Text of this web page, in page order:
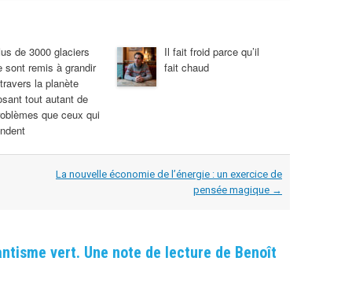
de 3000 glaciers
sont remis à grandir
la planète
tout autant de
que ceux qui
Il fait froid parce qu’il
fait chaud
La nouvelle économie de l’énergie : un exercice de
pensée magique →
vert. Une note de lecture de Benoît